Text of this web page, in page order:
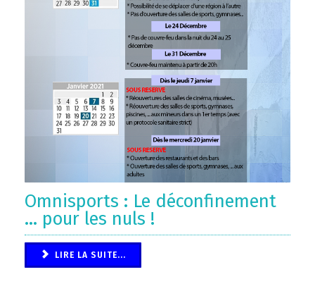
Omnisports : Le déconfinement
… pour les nuls !
LIRE LA SUITE...